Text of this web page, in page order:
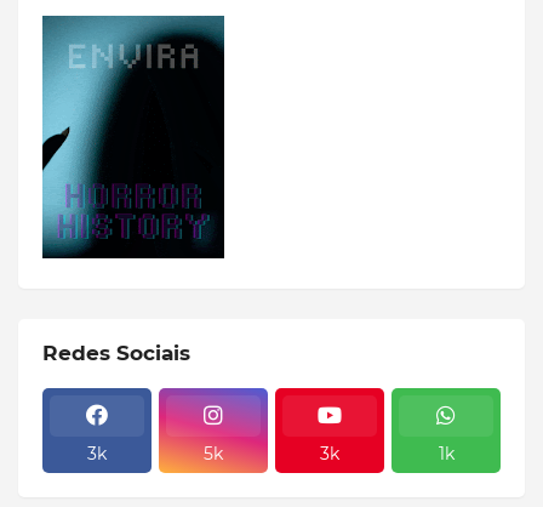
Redes Sociais
3k 5k 3k 1k